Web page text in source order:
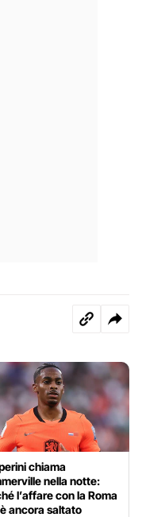
chiama
nella notte:
l’affare con la Roma
ancora saltato